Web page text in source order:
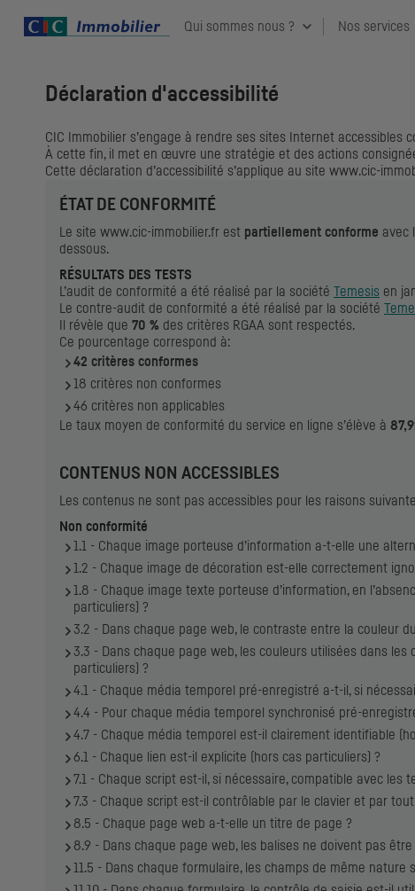
Qui sommes nous ? Nos services
Déclaration d'accessibilité
CIC Immobilier s’engage à rendre ses sites Internet accessibles
À cette fin, il met en œuvre une stratégie et des actions
Cette déclaration d’accessibilité s’applique au site www.cic-
ÉTAT DE CONFORMITÉ
Le site www.cic-immobilier.fr est partiellement conforme avec
dessous.
RÉSULTATS DES TESTS
L’audit de conformité a été réalisé par la société Temesis en
Le contre-audit de conformité a été réalisé par la société
Il révèle que 70 % des critères RGAA sont respectés.
Ce pourcentage correspond à:
42 critères conformes
18 critères non conformes
46 critères non applicables
Le taux moyen de conformité du service en ligne s’élève à
CONTENUS NON ACCESSIBLES
Les contenus ne sont pas accessibles pour les raisons
Non conformité
1.1 - Chaque image porteuse d’information a-t-elle une
1.2 - Chaque image de décoration est-elle correctement
1.8 - Chaque image texte porteuse d’information, en
particuliers) ?
3.2 - Dans chaque page web, le contraste entre la couleur
3.3 - Dans chaque page web, les couleurs utilisées dans
particuliers) ?
4.1 - Chaque média temporel pré-enregistré a-t-il, si
4.4 - Pour chaque média temporel synchronisé pré-
4.7 - Chaque média temporel est-il clairement identifiable
6.1 - Chaque lien est-il explicite (hors cas particuliers) ?
7.1 - Chaque script est-il, si nécessaire, compatible avec les
7.3 - Chaque script est-il contrôlable par le clavier et par
8.5 - Chaque page web a-t-elle un titre de page ?
8.9 - Dans chaque page web, les balises ne doivent pas
11.5 - Dans chaque formulaire, les champs de même nature